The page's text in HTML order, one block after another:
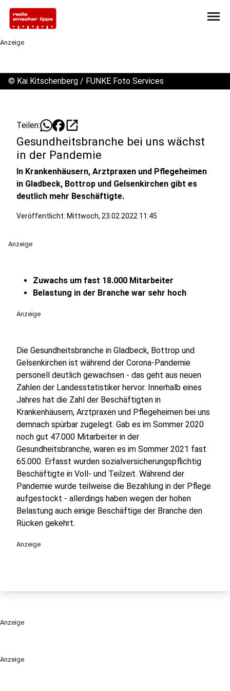
menu
Anzeige
Anzeige
© Kai Kitschenberg / FUNKE Foto Services
Teilen: open_in_new
Gesundheitsbranche bei uns wächst
in der Pandemie
In Krankenhäusern, Arztpraxen und Pflegeheimen
in Gladbeck, Bottrop und Gelsenkirchen gibt es
deutlich mehr Beschäftigte.
Veröffentlicht: Mittwoch, 23.02.2022 11:45
Anzeige
Zuwachs um fast 18.000 Mitarbeiter
Belastung in der Branche war sehr hoch
Anzeige
Die Gesundheitsbranche in Gladbeck, Bottrop und
Gelsenkirchen ist während der Corona-Pandemie
personell deutlich gewachsen - das geht aus neuen
Zahlen der Landesstatistiker hervor. Innerhalb eines
Jahres hat die Zahl der Beschäftigten in
Krankenhäusern, Arztpraxen und Pflegeheimen bei uns
demnach spürbar zugelegt. Gab es im Sommer 2020
noch gut 47.000 Mitarbeiter in der
Gesundheitsbranche, waren es im Sommer 2021 fast
65.000. Erfasst wurden sozialversicherungspflichtig
Beschäftigte in Voll- und Teilzeit. Während der
Pandemie wurde teilweise die Bezahlung in der Pflege
aufgestockt - allerdings haben wegen der hohen
Belastung auch einige Beschäftige der Branche den
Rücken gekehrt.
Anzeige
Anzeige